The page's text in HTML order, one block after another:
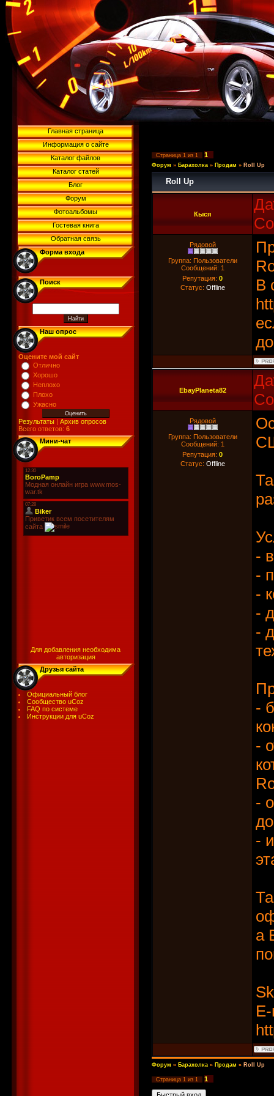
Главная страница
Информация о сайте
Каталог файлов
Каталог статей
Блог
Форум
Фотоальбомы
Гостевая книга
Обратная связь
Форма входа
Поиск
Наш опрос
Оцените мой сайт
Отлично
Хорошо
Неплохо
Плохо
Ужасно
Результаты| Архив опросов
Всего ответов: 6
Мини-чат
Для добавления необходима
авторизация
Друзья сайта
Официальный блог
Сообщество uCoz
FAQ по системе
Инструкции для uCoz
Страница 1 из 1 1
Форум » Барахолка » Продам » Roll Up
Roll Up
Кыся
Рядовой
Группа: Пользователи
Сообщений: 1
Репутация: 0
Статус: Offline
В
EbayPlaneta82
Рядовой
Группа: Пользователи
Сообщений: 1
Репутация: 0
Статус: Offline
-
-
-
-
-
-
-
-
-
а
Форум » Барахолка » Продам » Roll Up
Страница 1 из 1 1